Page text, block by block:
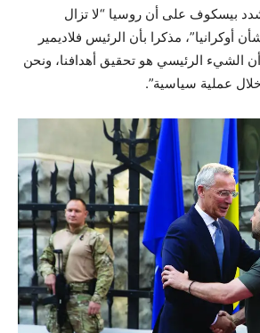
بيسكوف على أن روسيا “لا تزال
أوكرانيا”، مذكرا بأن الرئيس فلاديمير
الشيء الرئيسي هو تحقيق أهدافنا، ونحن
عملية سياسية”.